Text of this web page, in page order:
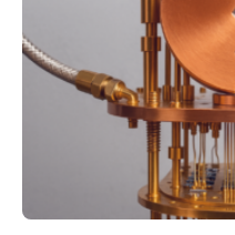
einem Team der TU
internationaler Partner
Der lange diskutierte
gefunden. Kurz darauf
Thorium tatsächlich